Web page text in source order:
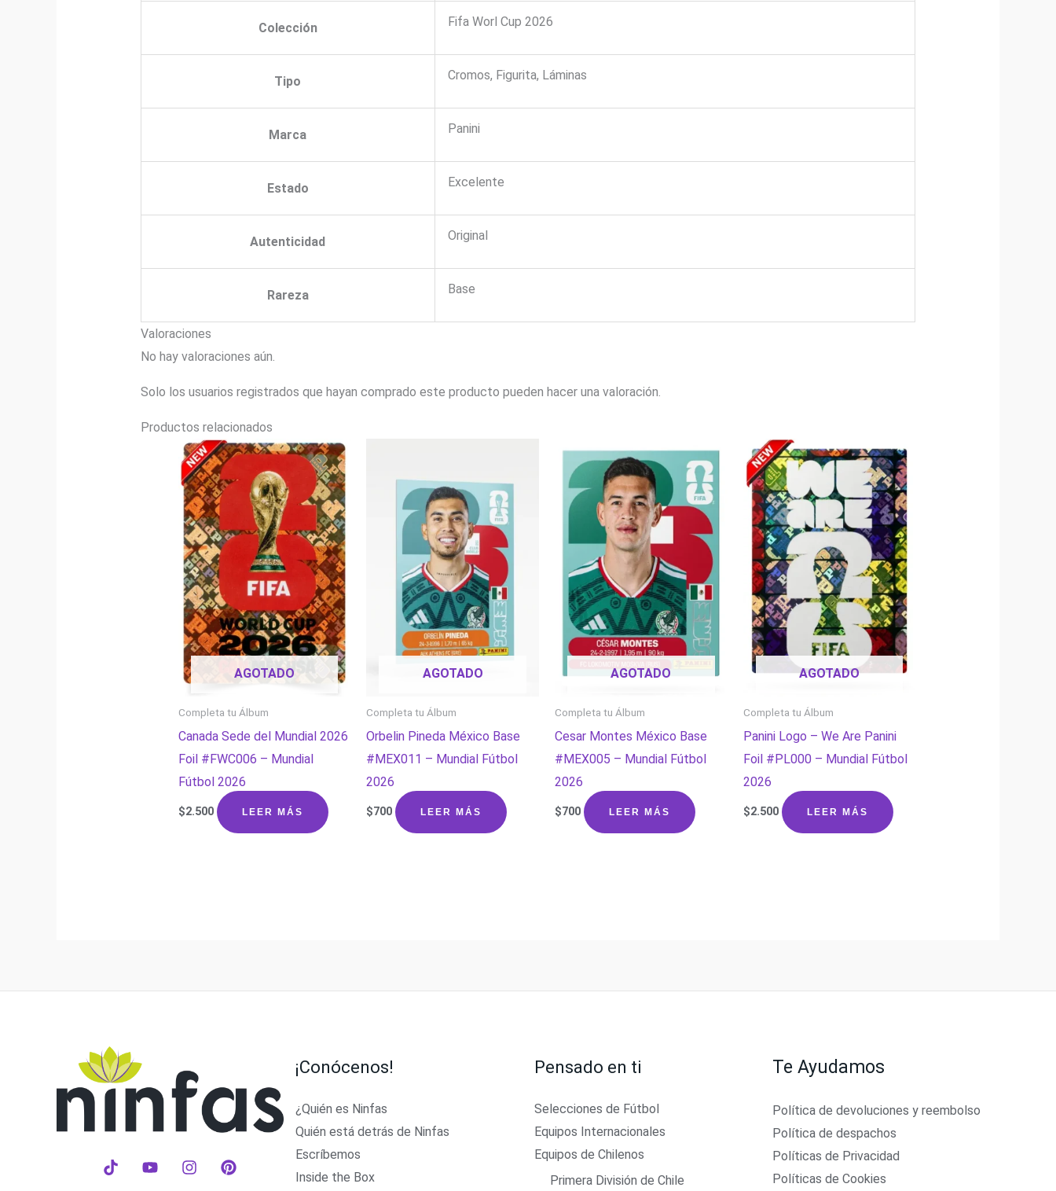
Colección Fifa Worl Cup 2026
Tipo Cromos, Figurita, Láminas
Marca Panini
Estado Excelente
Autenticidad Original
Rareza Base
Valoraciones
No hay valoraciones aún.
Solo los usuarios registrados que hayan comprado este producto pueden hacer una valoración.
Productos relacionados
AGOTADO
Completa tu Álbum
Canada Sede del Mundial 2026
Foil #FWC006 – Mundial
Fútbol 2026
$2.500 LEER MÁS
AGOTADO
Completa tu Álbum
Orbelin Pineda México Base
#MEX011 – Mundial Fútbol
2026
$700 LEER MÁS
AGOTADO
Completa tu Álbum
Cesar Montes México Base
#MEX005 – Mundial Fútbol
2026
$700 LEER MÁS
AGOTADO
Completa tu Álbum
Panini Logo – We Are Panini
Foil #PL000 – Mundial Fútbol
2026
$2.500 LEER MÁS
¡Conócenos!
¿Quién es Ninfas
Quién está detrás de Ninfas
Escríbemos
Inside the Box
Pensado en ti
Selecciones de Fútbol
Equipos Internacionales
Equipos de Chilenos
Primera División de Chile
Te Ayudamos
Política de devoluciones y reembolso
Política de despachos
Políticas de Privacidad
Políticas de Cookies